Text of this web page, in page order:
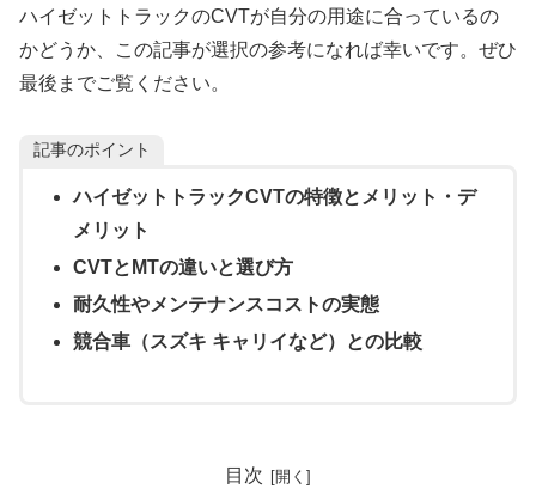
ハイゼットトラックのCVTが自分の用途に合っているの
かどうか、この記事が選択の参考になれば幸いです。ぜひ
最後までご覧ください。
記事のポイント
ハイゼットトラックCVTの特徴とメリット・デ
メリット
CVTとMTの違いと選び方
耐久性やメンテナンスコストの実態
競合車（スズキ キャリイなど）との比較
目次